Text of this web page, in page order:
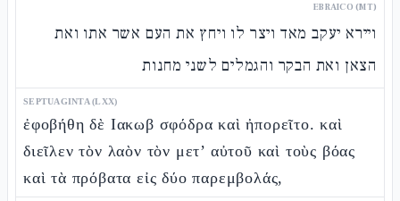
EBRAICO (MT)
ויירא יעקב מאד ויצר לו ויחץ את העם אשר אתו ואת
הצאן ואת הבקר והגמלים לשני מחנות
SEPTUAGINTA (LXX)
ἐφοβήθη δὲ Ιακωβ σφόδρα καὶ ἠπορεῖτο. καὶ
διεῖλεν τὸν λαὸν τὸν μετ’ αὐτοῦ καὶ τοὺς βόας
καὶ τὰ πρόβατα εἰς δύο παρεμβολάς,